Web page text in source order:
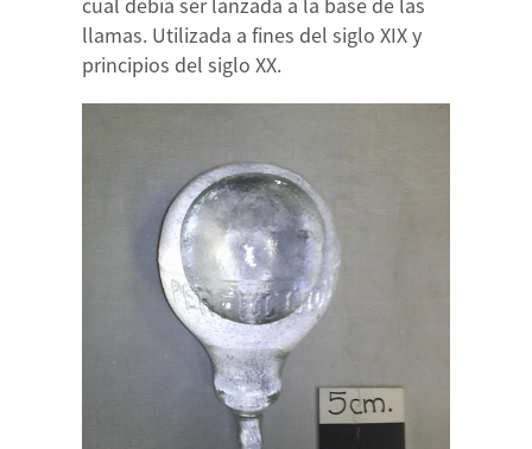
llamas. Utilizada a fines del siglo XIX y
principios del siglo XX.